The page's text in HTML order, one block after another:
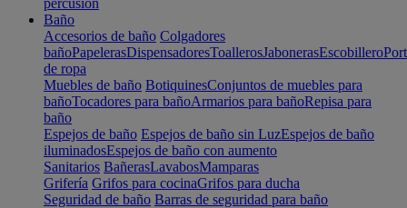
percusión
Baño
Accesorios de baño Colgadores
bañoPapelerasDispensadoresToallerosJabonerasEscobillero
de ropa
Muebles de baño BotiquinesConjuntos de muebles para
bañoTocadores para bañoArmarios para bañoRepisa para
baño
Espejos de baño Espejos de baño sin LuzEspejos de baño
iluminadosEspejos de baño con aumento
Sanitarios BañerasLavabosMamparas
Grifería Grifos para cocinaGrifos para ducha
Seguridad de baño Barras de seguridad para baño